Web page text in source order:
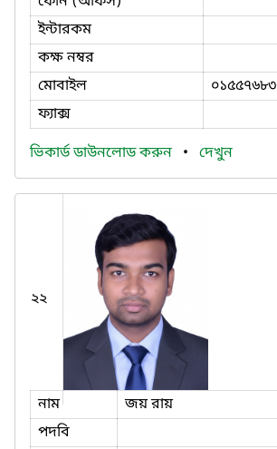
ইন্টারকম
কক্ষ নম্বর
মোবাইল
ফ্যাক্স
ভিকার্ড ডাউনলোড করুন • দেখুন
২২
নাম
জয় রায়
পদবি